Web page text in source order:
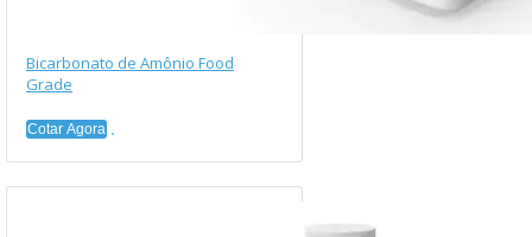
Bicarbonato de Amônio Food
Grade
Cotar Agora